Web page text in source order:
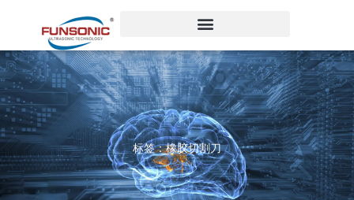
容
标签：橡胶切割刀